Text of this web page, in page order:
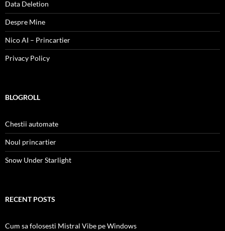
Data Deletion
Despre Mine
Nico AI – Princartier
Privacy Policy
BLOGROLL
Chestii automate
Noul princartier
Snow Under Starlight
RECENT POSTS
Cum sa folosesti Mistral Vibe pe Windows